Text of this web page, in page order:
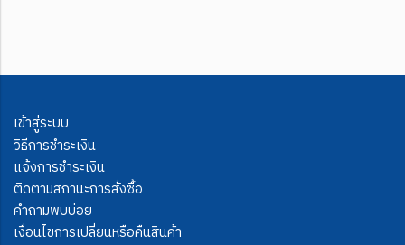
เข้าสู่ระบบ
วิธีการชำระเงิน
แจ้งการชำระเงิน
ติดตามสถานะการสั่งซื้อ
คำถามพบบ่อย
เงื่อนไขการเปลี่ยนหรือคืนสินค้า